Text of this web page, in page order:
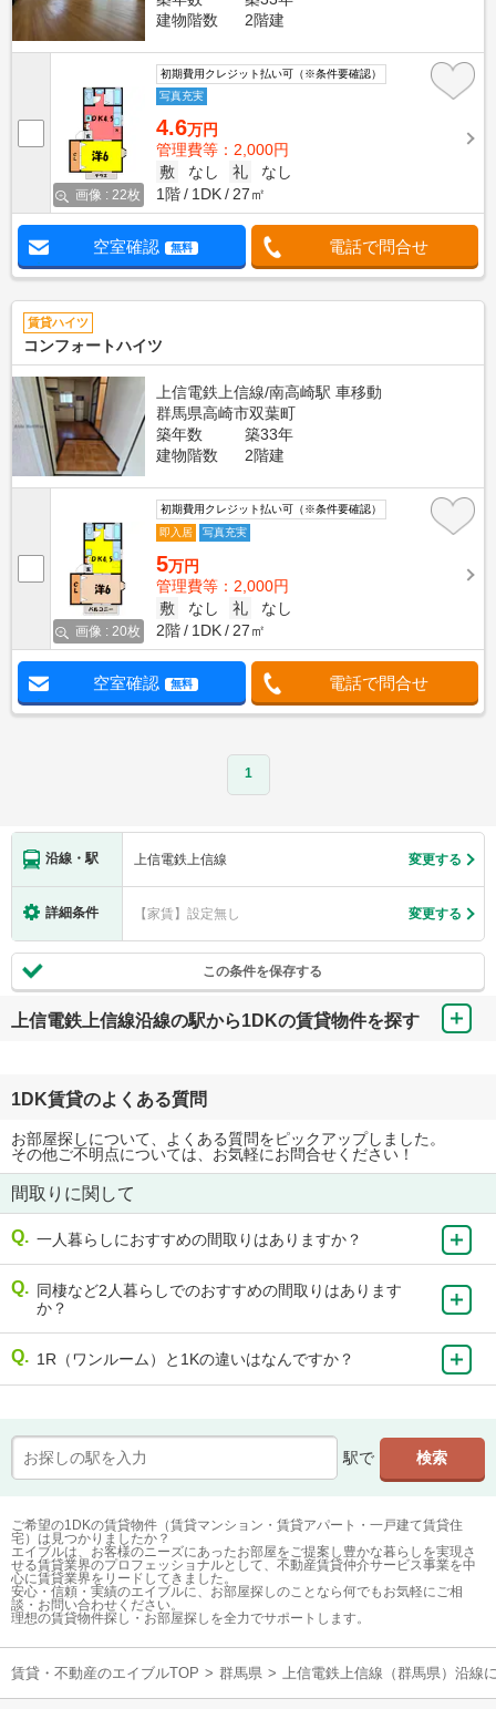
建物階数
2階建
画像 : 22枚
初期費用クレジット払い可（※条件要確認）
写真充実
4.6万円
管理費等：2,000円
敷
なし 礼
なし
1階
1DK 27㎡
空室確認 無料 電話で問合せ
賃貸ハイツ
コンフォートハイツ
上信電鉄上信線/南高崎駅 車移動
群馬県高崎市双葉町
築年数
築33年
建物階数
2階建
画像 : 20枚
初期費用クレジット払い可（※条件要確認）
即入居
写真充実
5万円
管理費等：2,000円
敷
なし 礼
なし
2階
1DK 27㎡
空室確認 無料 電話で問合せ
1
沿線・駅 上信電鉄上信線 変更する
詳細条件 【家賃】設定無し 変更する
この条件を保存する
上信電鉄上信線沿線の駅から1DKの賃貸物件を探す
1DK賃貸のよくある質問
お部屋探しについて、よくある質問をピックアップしました。
その他ご不明点については、お気軽にお問合せください！
間取りに関して
一人暮らしにおすすめの間取りはありますか？
同棲など2人暮らしでのおすすめの間取りはあります
か？
1R（ワンルーム）と1Kの違いはなんですか？
駅で
ご希望の1DKの賃貸物件（賃貸マンション・賃貸アパート・一戸建て賃貸住
宅）は見つかりましたか？
エイブルは、お客様のニーズにあったお部屋をご提案し豊かな暮らしを実現さ
せる賃貸業界のプロフェッショナルとして、不動産賃貸仲介サービス事業を中
心に賃貸業界をリードしてきました。
安心・信頼・実績のエイブルに、お部屋探しのことなら何でもお気軽にご相
談・お問い合わせください。
理想の賃貸物件探し・お部屋探しを全力でサポートします。
賃貸・不動産のエイブルTOP > 群馬県 > 上信電鉄上信線（群馬県）沿線